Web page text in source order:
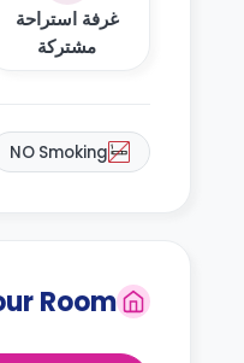
غرفة استراحة
مشتركة
NO Smoking
Room